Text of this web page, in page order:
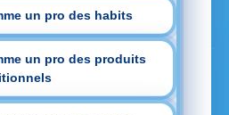
un pro des habits
un pro des produits